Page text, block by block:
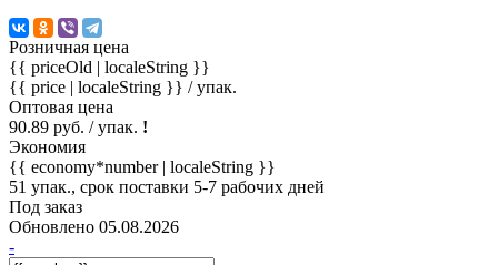
Розничная цена
{{ priceOld | localeString }}
{{ price | localeString }} / упак.
Оптовая цена
90.89 руб. / упак. !
Экономия
{{ economy*number | localeString }}
51 упак., срок поставки 5-7 рабочих дней
Под заказ
Обновлено 05.08.2026
-